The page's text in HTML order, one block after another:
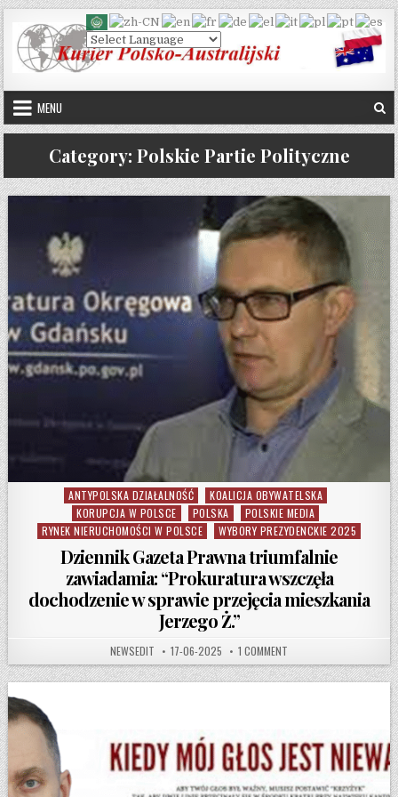
Skip to content
MENU
Category: Polskie Partie Polityczne
Posted in
ANTYPOLSKA DZIAŁALNOŚĆ
KOALICJA OBYWATELSKA
KORUPCJA W POLSCE
POLSKA
POLSKIE MEDIA
RYNEK NIERUCHOMOŚCI W POLSCE
WYBORY PREZYDENCKIE 2025
Dziennik Gazeta Prawna triumfalnie
zawiadamia: “Prokuratura wszczęła
dochodzenie w sprawie przejęcia mieszkania
Jerzego Ż.”
AUTHOR:
NEWSEDIT PUBLISHED DATE:
17-06-2025 1 COMMENT ON DZIENNIK GAZETA